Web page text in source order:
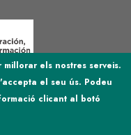
els nostres serveis.
el seu ús. Podeu
clicant al botó